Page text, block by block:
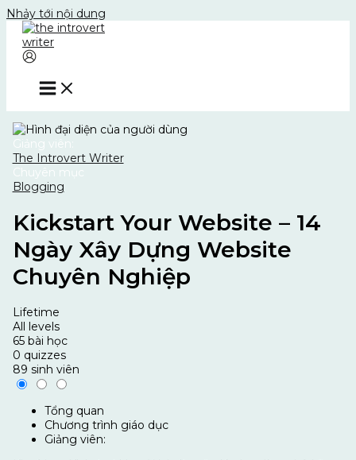
Nhảy tới nội dung
Giảng viên:
The Introvert Writer
Chuyên mục
Blogging
Kickstart Your Website – 14
Ngày Xây Dựng Website
Chuyên Nghiệp
Lifetime
All levels
65 bài học
0 quizzes
89 sinh viên
Tổng quan
Chương trình giáo dục
Giảng viên: